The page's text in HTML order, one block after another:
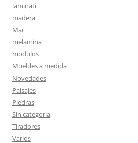
laminati
madera
Mar
melamina
modulos
Muebles a medida
Novedades
Paisajes
Piedras
Sin categoría
Tiradores
Varios